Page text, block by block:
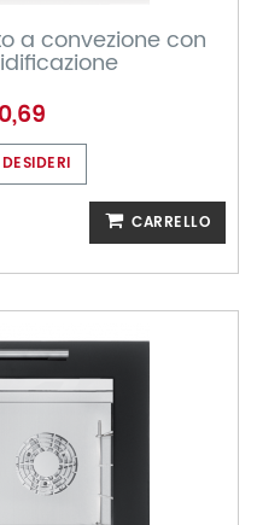
a convezione con
CARRELLO